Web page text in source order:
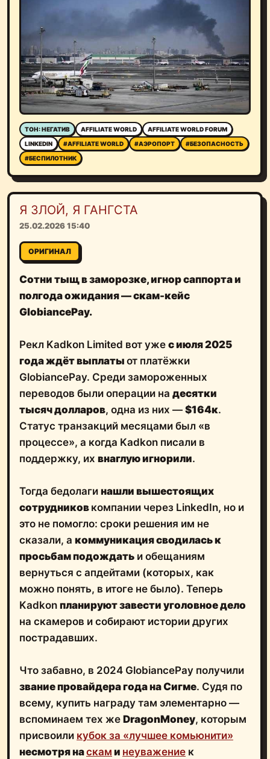
ТОН: НЕГАТИВ AFFILIATE WORLD
AFFILIATE WORLD FORUM
LINKEDIN
#AFFILIATE WORLD #АЭРОПОРТ
#БЕЗОПАСНОСТЬ
#БЕСПИЛОТНИК
Я ЗЛОЙ, Я ГАНГСТА
25.02.2026 15:40
ОРИГИНАЛ
Сотни тыщ в заморозке, игнор саппорта и
полгода ожидания — скам-кейс
GlobiancePay.
Рекл Kadkon Limited вот уже с июля 2025
года ждёт выплаты от платёжки
GlobiancePay. Среди замороженных
переводов были операции на десятки
тысяч долларов, одна из них — $164к.
Статус транзакций месяцами был «в
процессе», а когда Kadkon писали в
поддержку, их внаглую игнорили.
Тогда бедолаги нашли вышестоящих
сотрудников компании через LinkedIn, но и
это не помогло: сроки решения им не
сказали, а коммуникация сводилась к
просьбам подождать и обещаниям
вернуться с апдейтами (которых, как
можно понять, в итоге не было). Теперь
Kadkon планируют завести уголовное дело
на скамеров и собирают истории других
пострадавших.
Что забавно, в 2024 GlobiancePay получили
звание провайдера года на Сигме. Судя по
всему, купить награду там элементарно —
вспоминаем тех же DragonMoney, которым
присвоили кубок за «лучшее комьюнити»
несмотря наскам и неуважение к